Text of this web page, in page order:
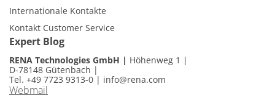
Internationale Kontakte
Kontakt Customer Service
Expert Blog
RENA Technologies GmbH
Höhenweg 1
D-78148 Gütenbach
Tel. +49 7723 9313-0 | info@rena.com
Webmail